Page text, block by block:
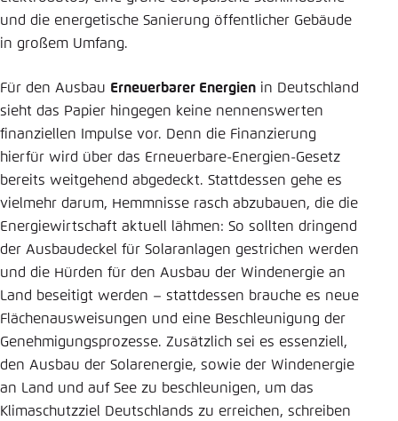
und die energetische Sanierung öffentlicher Gebäude
in großem Umfang.
Für den Ausbau Erneuerbarer Energien in Deutschland
sieht das Papier hingegen keine nennenswerten
finanziellen Impulse vor. Denn die Finanzierung
hierfür wird über das Erneuerbare-Energien-Gesetz
bereits weitgehend abgedeckt. Stattdessen gehe es
vielmehr darum, Hemmnisse rasch abzubauen, die die
Energiewirtschaft aktuell lähmen: So sollten dringend
der Ausbaudeckel für Solaranlagen gestrichen werden
und die Hürden für den Ausbau der Windenergie an
Land beseitigt werden – stattdessen brauche es neue
Flächenausweisungen und eine Beschleunigung der
Genehmigungsprozesse. Zusätzlich sei es essenziell,
den Ausbau der Solarenergie, sowie der Windenergie
an Land und auf See zu beschleunigen, um das
Klimaschutzziel Deutschlands zu erreichen, schreiben